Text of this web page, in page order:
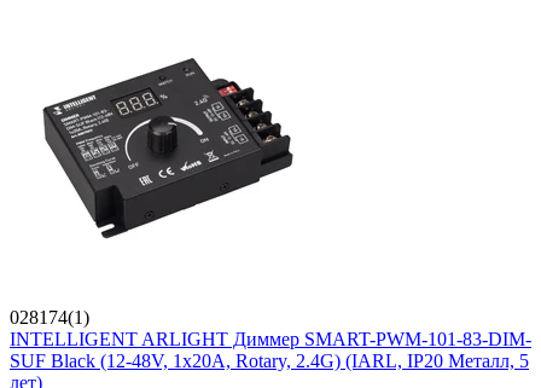
028174(1)
INTELLIGENT ARLIGHT Диммер SMART-PWM-101-83-DIM-
SUF Black (12-48V, 1x20A, Rotary, 2.4G) (IARL, IP20 Металл, 5
лет)